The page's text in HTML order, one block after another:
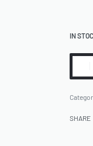
IN
SHARE